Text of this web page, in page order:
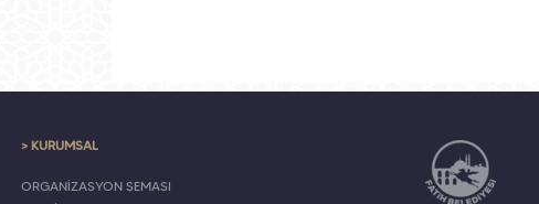
> KURUMSAL
ORGANİZASYON ŞEMASI